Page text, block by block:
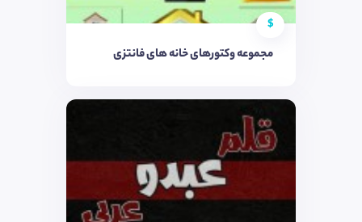
$
مجموعه وکتورهای خانه های فانتزی